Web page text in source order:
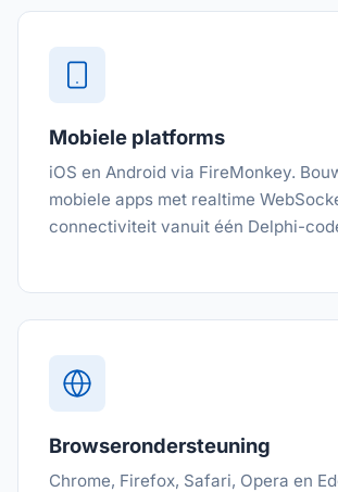
Mobiele platforms
iOS en Android via FireMonkey.
mobiele apps met realtime
connectiviteit vanuit één Delphi-
Browserondersteuning
Chrome, Firefox, Safari, Opera en